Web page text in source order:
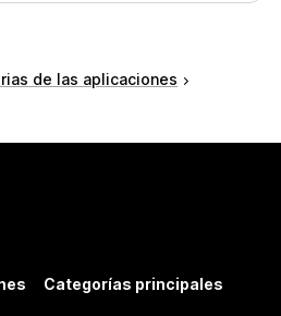
de las aplicaciones
Categorías principales